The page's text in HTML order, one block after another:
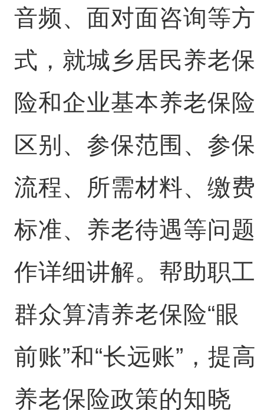
音频、面对面咨询等方
式，就城乡居民养老保
险和企业基本养老保险
区别、参保范围、参保
流程、所需材料、缴费
标准、养老待遇等问题
作详细讲解。帮助职工
群众算清养老保险“眼
前账”和“长远账”，提高
养老保险政策的知晓